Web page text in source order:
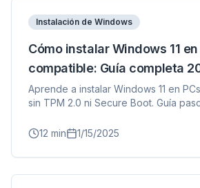
Instalación de Windows
Cómo instalar Windows 11
compatible: Guía completa
Aprende a instalar Windows 11 en
sin TPM 2.0 ni Secure Boot. Guía
12 min 1/15/2025